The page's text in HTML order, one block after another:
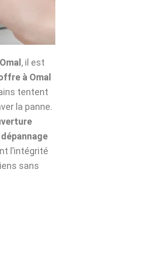
, il est
à Omal
tentent
la panne.
dépannage
l’intégrité
sans